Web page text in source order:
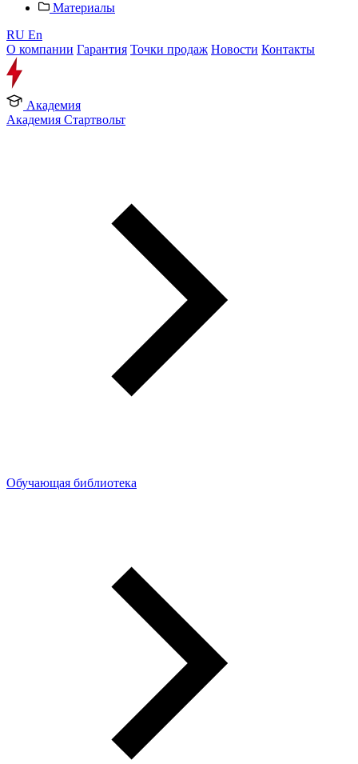
Материалы
RU En
О компании Гарантия Точки продаж Новости Контакты
Академия
Академия Стартвольт
Обучающая библиотека